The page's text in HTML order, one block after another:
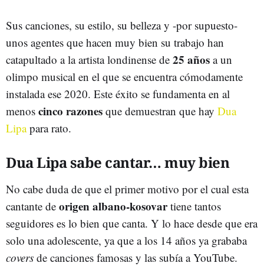
Sus canciones, su estilo, su belleza y -por supuesto-
unos agentes que hacen muy bien su trabajo han
catapultado a la artista londinense de 25 años a un
olimpo musical en el que se encuentra cómodamente
instalada ese 2020. Este éxito se fundamenta en al
menos cinco razones que demuestran que hay Dua
Lipapara rato.
Dua Lipa sabe cantar… muy bien
No cabe duda de que el primer motivo por el cual esta
cantante de origen albano-kosovartiene tantos
seguidores es lo bien que canta. Y lo hace desde que era
solo una adolescente, ya que a los 14 años ya grababa
covers de canciones famosas y las subía a YouTube.